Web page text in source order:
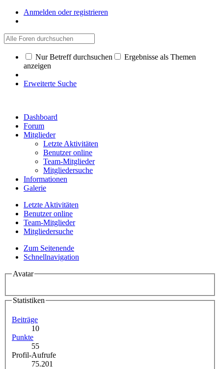
Anmelden oder registrieren
Nur Betreff durchsuchen
Ergebnisse als Themen
anzeigen
Erweiterte Suche
Dashboard
Forum
Mitglieder
Letzte Aktivitäten
Benutzer online
Team-Mitglieder
Mitgliedersuche
Informationen
Galerie
Letzte Aktivitäten
Benutzer online
Team-Mitglieder
Mitgliedersuche
Zum Seitenende
Schnellnavigation
Avatar
Statistiken
Beiträge
10
Punkte
55
Profil-Aufrufe
75.201